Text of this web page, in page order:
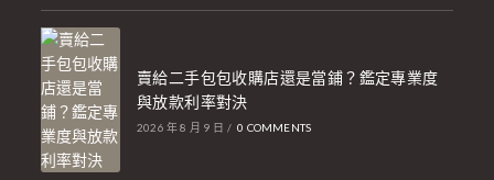
賣給二手包包收購店還是當鋪？鑑定專業度
與放款利率對決
2026 年 8 月 9 日 / 0 COMMENTS